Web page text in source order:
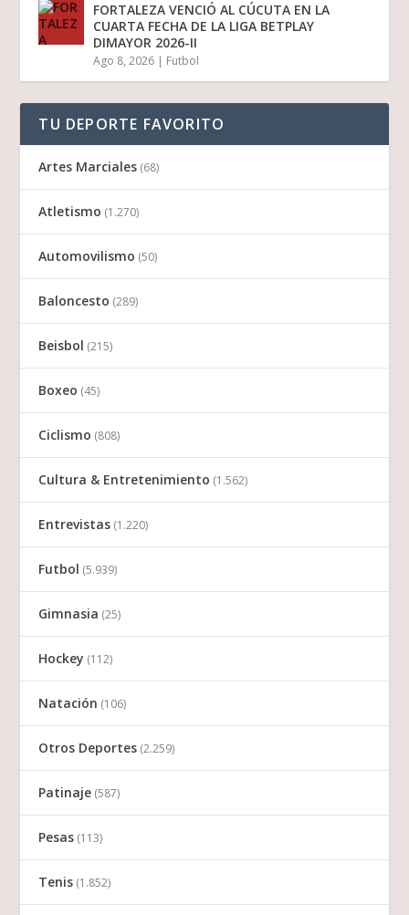
FORTALEZA VENCIÓ AL CÚCUTA EN LA
CUARTA FECHA DE LA LIGA BETPLAY
DIMAYOR 2026-II
Ago 8, 2026 | Futbol
TU DEPORTE FAVORITO
Artes Marciales (68)
Atletismo (1.270)
Automovilismo (50)
Baloncesto (289)
Beisbol (215)
Boxeo (45)
Ciclismo (808)
Cultura & Entretenimiento (1.562)
Entrevistas (1.220)
Futbol (5.939)
Gimnasia (25)
Hockey (112)
Natación (106)
Otros Deportes (2.259)
Patinaje (587)
Pesas (113)
Tenis (1.852)